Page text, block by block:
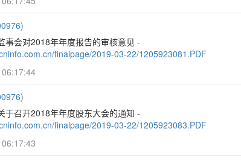
事会对2018年年度报告的审核意见 -
finalpage/2019-03-22/1205923081.PDF
于召开2018年年度股东大会的通知 -
finalpage/2019-03-22/1205923083.PDF